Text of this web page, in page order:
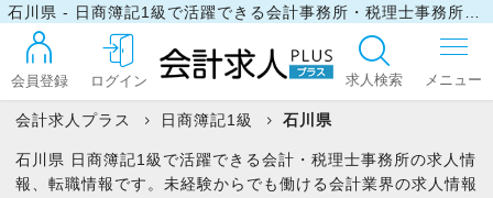
会員登録 ログイン 求人検索
ログイン
会計求人プラス 日商簿記1級 石川県
石川県 日商簿記1級で活躍できる会計・税理士事務所の求人情
報、転職情報です。未経験からでも働ける会計業界の求人情報